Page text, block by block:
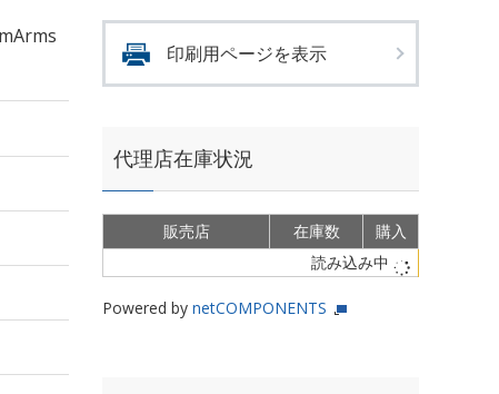
印刷用ページを表示
代理店在庫状況
販売店 在庫数
購入
読み込み中
Powered by netCOMPONENTS